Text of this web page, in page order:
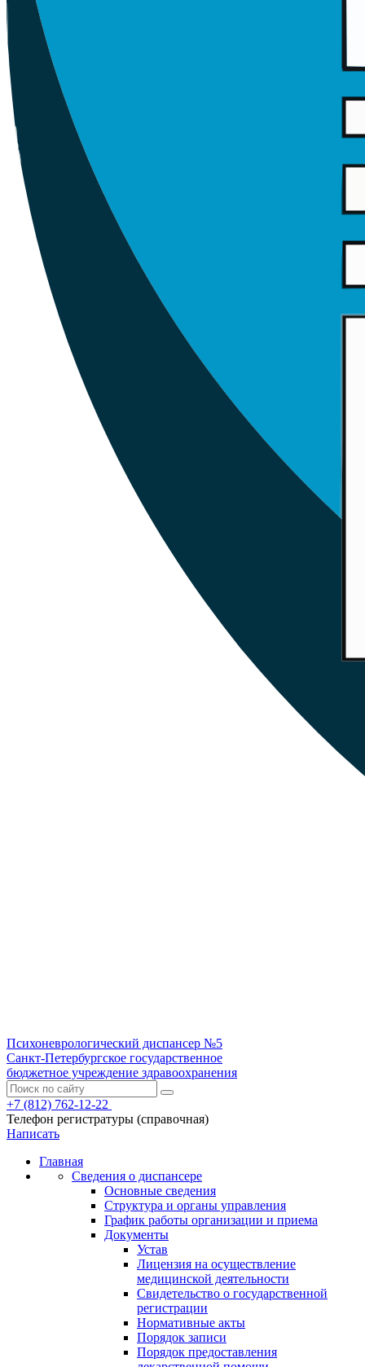
Психоневрологический диспансер №5
Санкт-Петербургское государственное
бюджетное учреждение здравоохранения
+7 (812) 762-12-22
Телефон регистратуры (справочная)
Написать
Главная
Сведения о диспансере
Основные сведения
Структура и органы управления
График работы организации и приема
Документы
Устав
Лицензия на осуществление
медицинской деятельности
Свидетельство о государственной
регистрации
Нормативные акты
Порядок записи
Порядок предоставления